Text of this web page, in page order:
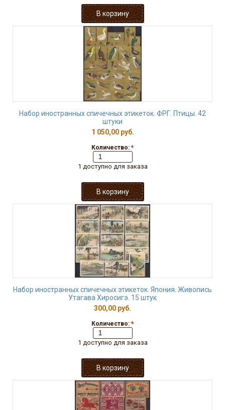
Набор иностранных спичечных этикеток. ФРГ. Птицы. 42
штуки
1 050,00 руб.
Количество: *
1 доступно для заказа
Набор иностранных спичечных этикеток. Япония. Живопись
Утагава Хиросигэ. 15 штук
300,00 руб.
Количество: *
1 доступно для заказа